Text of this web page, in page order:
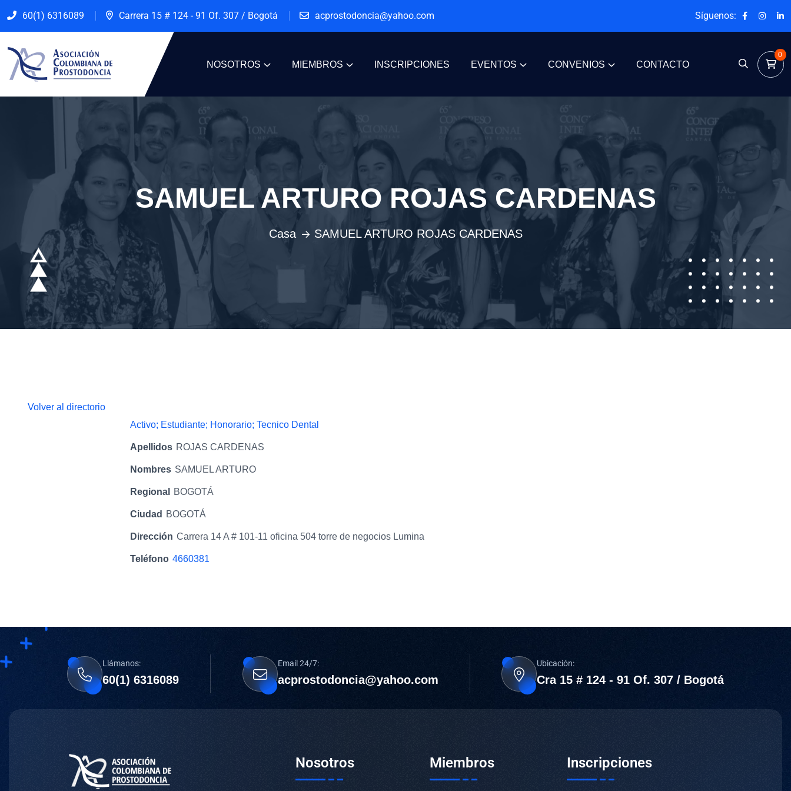
60(1) 6316089 Carrera 15 # 124 - 91 Of. 307 / Bogotá acprostodoncia@yahoo.com Síguenos:
NOSOTROS MIEMBROS INSCRIPCIONES EVENTOS CONVENIOS CONTACTO
0
SAMUEL ARTURO ROJAS CARDENAS
Casa SAMUEL ARTURO ROJAS CARDENAS
Volver al directorio
Activo; Estudiante; Honorario; Tecnico Dental
Apellidos ROJAS CARDENAS
Nombres SAMUEL ARTURO
Regional BOGOTÁ
Ciudad BOGOTÁ
Dirección Carrera 14 A # 101-11 oficina 504 torre de negocios Lumina
Teléfono 4660381
Llámanos:
60(1) 6316089
Email 24/7:
acprostodoncia@yahoo.com
Ubicación:
Cra 15 # 124 - 91 Of. 307 / Bogotá
Nosotros Miembros Inscripciones